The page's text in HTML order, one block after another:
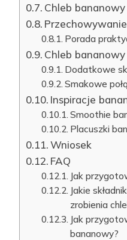
Chleb
Przechowywanie
Porada
Chleb
Dodatkowe
Smakowe
Inspiracje
Smoothie
Placuszki
Wniosek
FAQ
Jak
Jakie
zrobienia
Jak
bananowy?